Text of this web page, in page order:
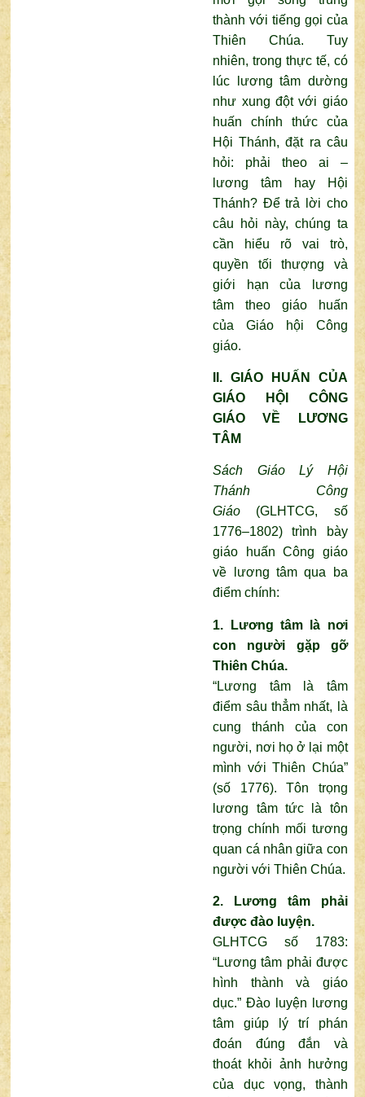
thành với tiếng gọi của
Thiên Chúa. Tuy
nhiên, trong thực tế, có
lúc lương tâm dường
như xung đột với giáo
huấn chính thức của
Hội Thánh, đặt ra câu
hỏi: phải theo ai –
lương tâm hay Hội
Thánh? Để trả lời cho
câu hỏi này, chúng ta
cần hiểu rõ vai trò,
quyền tối thượng và
giới hạn của lương
tâm theo giáo huấn
của Giáo hội Công
giáo.
II. GIÁO HUẤN CỦA
GIÁO HỘI CÔNG
GIÁO VỀ LƯƠNG
TÂM
Sách Giáo Lý Hội
Thánh Công
Giáo (GLHTCG, số
1776–1802) trình bày
giáo huấn Công giáo
về lương tâm qua ba
điểm chính:
1. Lương tâm là nơi
con người gặp gỡ
Thiên Chúa.
“Lương tâm là tâm
điểm sâu thẳm nhất, là
cung thánh của con
người, nơi họ ở lại một
mình với Thiên Chúa”
(số 1776). Tôn trọng
lương tâm tức là tôn
trọng chính mối tương
quan cá nhân giữa con
người với Thiên Chúa.
2. Lương tâm phải
được đào luyện.
GLHTCG số 1783:
“Lương tâm phải được
hình thành và giáo
dục.” Đào luyện lương
tâm giúp lý trí phán
đoán đúng đắn và
thoát khỏi ảnh hưởng
của dục vọng, thành